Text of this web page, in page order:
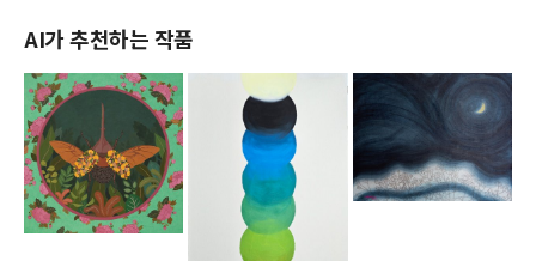
AI가 추천하는 작품